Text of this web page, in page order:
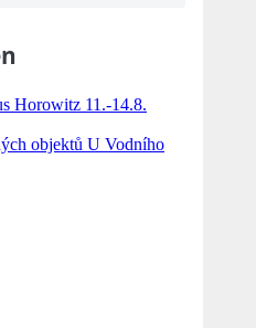
Horowitz 11.-14.8.
objektů U Vodního